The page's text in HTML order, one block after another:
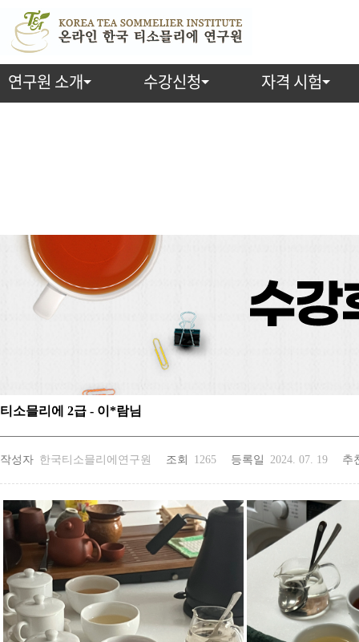
연구원 소개 수강신청 자격 시험
티소믈리에 2급 - 이*람님
작성자 한국티소믈리에연구원 조회 1265 등록일 2024. 07. 19 추